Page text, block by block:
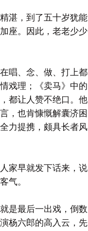
湛，到了五十岁犹能
座。因此，老老少少
唱、念、做、打上都
戏理；《卖马》中的
都让人赞不绝口。他
，也肯慷慨解囊济困
力提携，颇具长者风
家早就发下话来，说
气。
是最后一出戏，倒数
杨六郎的高入云，先